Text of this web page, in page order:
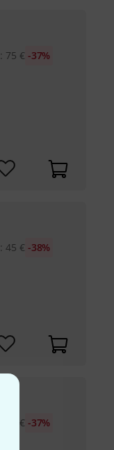
: 75 € -37%
:45 € -38%
€ -37%